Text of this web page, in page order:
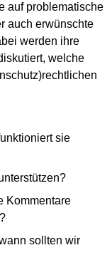
auf problematische
auch erwünschte
werden ihre
welche
sie
Kommentare
sollten wir